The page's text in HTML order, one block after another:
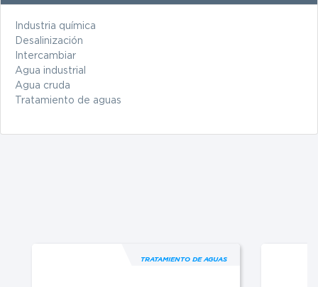
Industria química
Desalinización
Intercambiar
Agua industrial
Agua cruda
Tratamiento de aguas
TRATAMIENTO DE AGUAS